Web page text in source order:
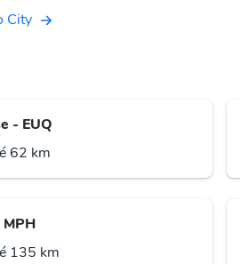
City
- EUQ
62 km
135 km